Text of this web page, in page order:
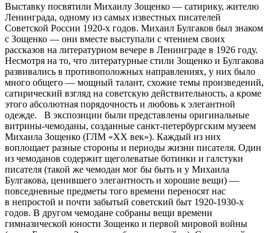
Выставку посвятили Михаилу Зощенко — сатирику, жителю
Ленинграда, одному из самых известных писателей
Советской России 1920-х годов. Михаил Булгаков был знаком
с Зощенко — они вместе выступали с чтением своих
рассказов на литературном вечере в Ленинграде в 1926 году.
Несмотря на то, что литературные стили Зощенко и Булгакова
развивались в противоположных направлениях, у них было
много общего — мощный талант, схожие темы произведений,
сатирический взгляд на советскую действительность, а кроме
этого абсолютная порядочность и любовь к элегантной
одежде. В экспозиции были представлены оригинальные
витрины‑чемоданы, созданные санкт‑петербургским музеем
Михаила Зощенко (ГЛМ «XX век»). Каждый из них
воплощает разные стороны и периоды жизни писателя. Один
из чемоданов содержит щеголеватые ботинки и галстуки
писателя (такой же чемодан мог бы быть и у Михаила
Булгакова, ценившего элегантность и хорошие вещи) —
повседневные предметы того времени переносят нас
в непростой и почти забытый советский быт 1920-1930-х
годов. В другом чемодане собраны вещи времени
гимназической юности Зощенко и первой мировой войны